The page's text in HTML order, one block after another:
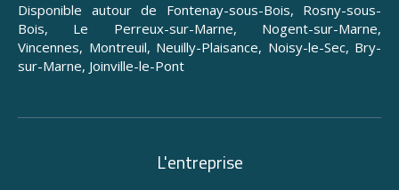
Disponible autour de Fontenay-sous-Bois, Rosny-sous-
Bois, Le Perreux-sur-Marne, Nogent-sur-Marne,
Vincennes, Montreuil, Neuilly-Plaisance, Noisy-le-Sec, Bry-
sur-Marne, Joinville-le-Pont
L'entreprise